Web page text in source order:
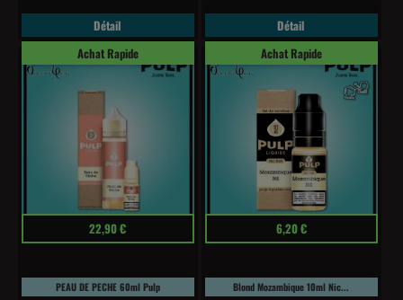
Détail
Achat Rapide
Détail
Achat Rapide
Prix 22,90 €
PEAU DE PECHE 60ml Pulp
Prix 6,20 €
Blond Mozambique 10ml Nic...